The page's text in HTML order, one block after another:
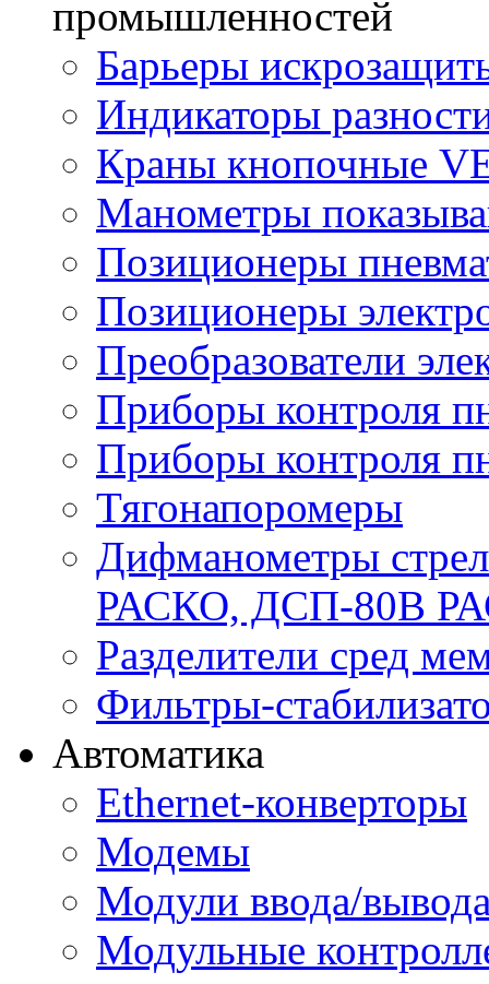
промышленностей
Барьеры
Индикаторы
Краны кнопочные
Манометры
Позиционеры
Позиционеры
Преобразователи
Приборы контроля
Приборы контроля
Тягонапоромеры
Дифманометры
РАСКО, ДСП-80В
Разделители сред
Фильтры-
Автоматика
Ethernet-конверторы
Модемы
Модули ввода/
Модульные